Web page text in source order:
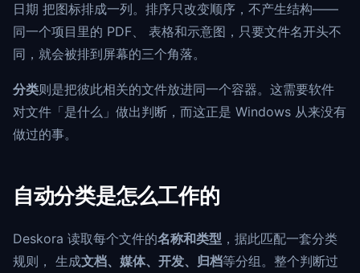
日期 把图标排成一列。排序只改变顺序，不产生结构——
同一个项目里的 PDF、 表格和示意图，只要文件名开头不
同，就会被排到屏幕的三个角落。
分类则是把彼此相关的文件放进同一个容器。这需要软件
对文件「是什么」做出判断，而这正是 Windows 从来没有
做过的事。
自动分类是怎么工作的
Deskora 读取每个文件的名称和类型 ，据此匹配一套分类
规则， 生成文档、媒体、开发、归档等分组。整个判断过